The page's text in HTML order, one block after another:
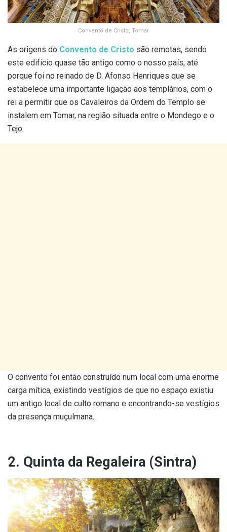
Convento de Cristo, Tomar
As origens do Convento de Cristo são remotas, sendo
este edifício quase tão antigo como o nosso país, até
porque foi no reinado de D. Afonso Henriques que se
estabelece uma importante ligação aos templários, com o
rei a permitir que os Cavaleiros da Ordem do Templo se
instalem em Tomar, na região situada entre o Mondego e o
Tejo.
O convento foi então construído num local com uma enorme
carga mítica, existindo vestígios de que no espaço existiu
um antigo local de culto romano e encontrando-se vestígios
da presença muçulmana.
2. Quinta da Regaleira (Sintra)